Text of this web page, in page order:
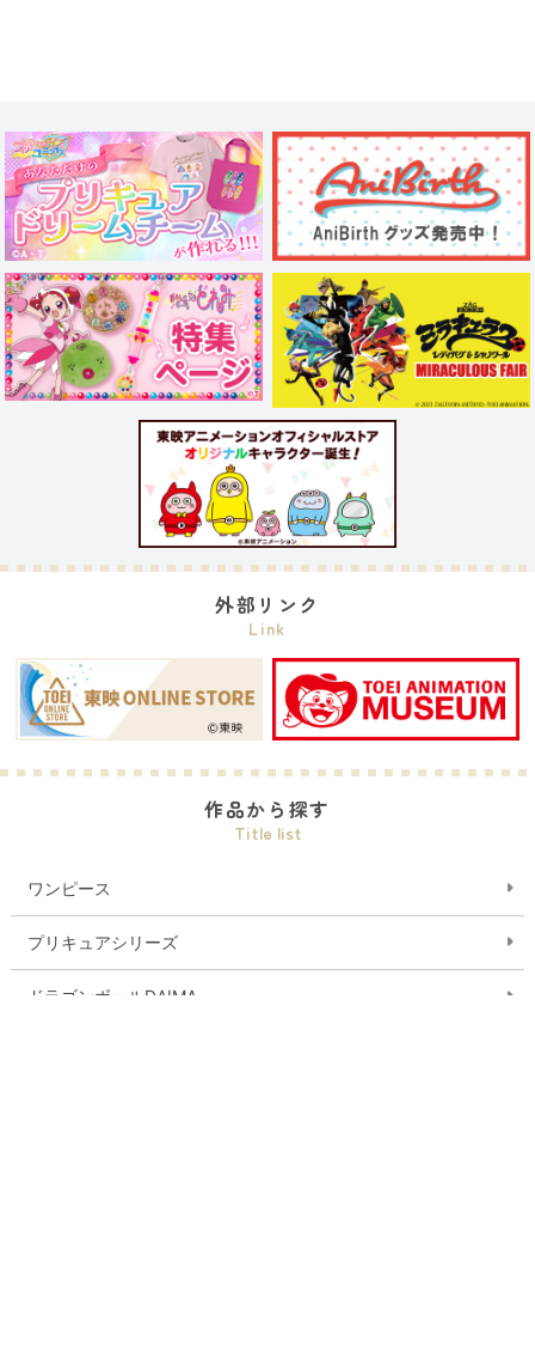
外部リンク
Link
作品から探す
Title list
ワンピース
プリキュアシリーズ
ドラゴンボールDAIMA